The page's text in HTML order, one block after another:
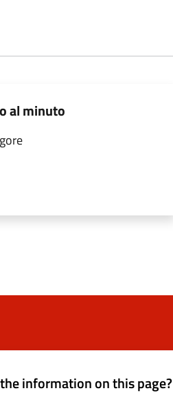
al minuto
information on this page?